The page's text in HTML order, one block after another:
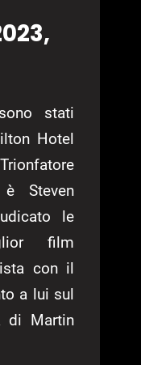
stati
Hotel
Steven
le
film
con il
a lui sul
di Martin